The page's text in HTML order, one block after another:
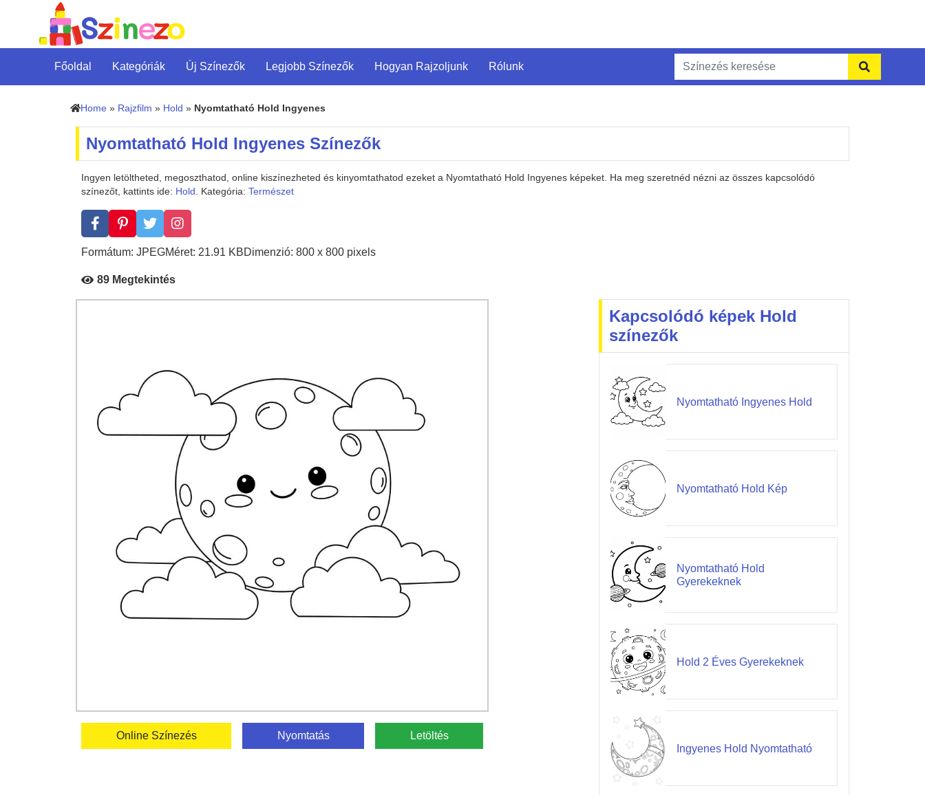
Főoldal Kategóriák Új Színezők Legjobb Színezők Hogyan Rajzoljunk Rólunk
Home » Rajzfilm » Hold » Nyomtatható Hold Ingyenes
Nyomtatható Hold Ingyenes Színezők
Ingyen letöltheted, megoszthatod, online kiszínezheted és kinyomtathatod ezeket a Nyomtatható Hold Ingyenes képeket. Ha meg szeretnéd nézni az összes kapcsolódó
színezőt, kattints ide: Hold . Kategória: Természet
Formátum: JPEGMéret: 21.91 KBDimenzió: 800 x 800 pixels
89 Megtekintés
Online Színezés Nyomtatás Letöltés
Kapcsolódó képek Hold
színezők
Nyomtatható Ingyenes Hold
Nyomtatható Hold Kép
Nyomtatható Hold
Gyerekeknek
Hold 2 Éves Gyerekeknek
Ingyenes Hold Nyomtatható